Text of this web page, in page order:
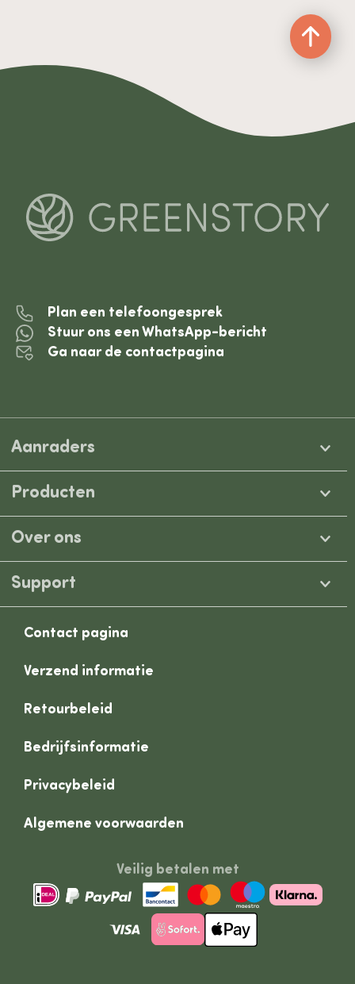
Plan een telefoongesprek
Stuur ons een WhatsApp-bericht
Ga naar de contactpagina
Aanraders
Producten
Over ons
Support
Contact pagina
Verzend informatie
Retourbeleid
Bedrijfsinformatie
Privacybeleid
Algemene voorwaarden
Veilig betalen met